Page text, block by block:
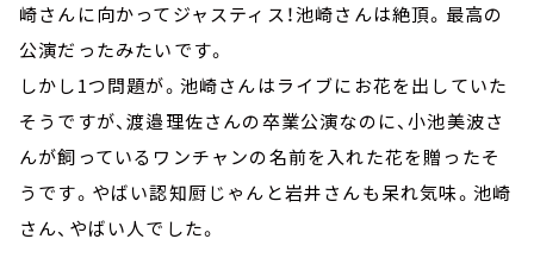
崎さんに向かってジャスティス！池崎さんは絶頂。最高の
公演だったみたいです。
しかし1つ問題が。池崎さんはライブにお花を出していた
そうですが、渡邉理佐さんの卒業公演なのに、小池美波さ
んが飼っているワンチャンの名前を入れた花を贈ったそ
うです。やばい認知厨じゃんと岩井さんも呆れ気味。池崎
さん、やばい人でした。